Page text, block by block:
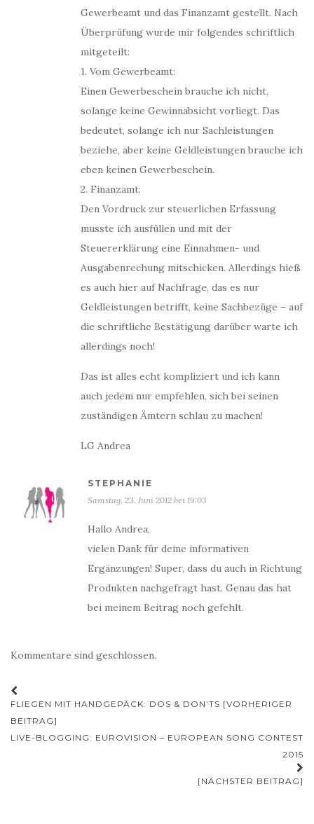
Gewerbeamt und das Finanzamt gestellt. Nach
Überprüfung wurde mir folgendes schriftlich
mitgeteilt:
1. Vom Gewerbeamt:
Einen Gewerbeschein brauche ich nicht,
solange keine Gewinnabsicht vorliegt. Das
bedeutet, solange ich nur Sachleistungen
beziehe, aber keine Geldleistungen brauche ich
eben keinen Gewerbeschein.
2. Finanzamt:
Den Vordruck zur steuerlichen Erfassung
musste ich ausfüllen und mit der
Steuererklärung eine Einnahmen- und
Ausgabenrechung mitschicken. Allerdings hieß
es auch hier auf Nachfrage, das es nur
Geldleistungen betrifft, keine Sachbezüge – auf
die schriftliche Bestätigung darüber warte ich
allerdings noch!
Das ist alles echt kompliziert und ich kann
auch jedem nur empfehlen, sich bei seinen
zuständigen Ämtern schlau zu machen!
LG Andrea
STEPHANIE
Samstag, 23. Juni 2012 bei 19:03
Hallo Andrea,
vielen Dank für deine informativen
Ergänzungen! Super, dass du auch in Richtung
Produkten nachgefragt hast. Genau das hat
bei meinem Beitrag noch gefehlt.
Kommentare sind geschlossen.
Beitrags-
Navigation
FLIEGEN MIT HANDGEPÄCK: DOS & DON’TS [VORHERIGER
BEITRAG]
LIVE-BLOGGING: EUROVISION – EUROPEAN SONG CONTEST
2015
[NÄCHSTER BEITRAG]